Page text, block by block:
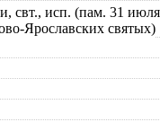
свт., исп. (пам. 31
Ярославских святых)